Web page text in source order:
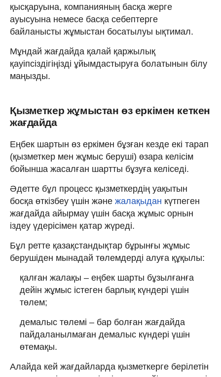
қысқаруына, компанияның басқа жерге
ауысуына немесе басқа себептерге
байланысты жұмыстан босатылуы ықтимал.
Мұндай жағдайда қалай қаржылық
қауіпсіздігіңізді ұйымдастыруға болатынын білу
маңызды.
Қызметкер жұмыстан өз еркімен кеткен
жағдайда
Еңбек шартын өз еркімен бұзған кезде екі тарап
(қызметкер мен жұмыс беруші) өзара келісім
бойынша жасалған шартты бұзуға келіседі.
Әдетте бұл процесс қызметкердің уақытын
босқа өткізбеу үшін және жалақыдан күтпеген
жағдайда айырмау үшін басқа жұмыс орнын
іздеу үдерісімен қатар жүреді.
Бұл ретте қазақстандықтар бұрынғы жұмыс
берушіден мынадай төлемдерді алуға құқылы:
қалған жалақы – еңбек шарты бұзылғанға
дейін жұмыс істеген барлық күндері үшін
төлем;
демалыс төлемі – бар болған жағдайда
пайдаланылмаған демалыс күндері үшін
өтемақы.
Алайда кей жағдайларда қызметкерге берілетін